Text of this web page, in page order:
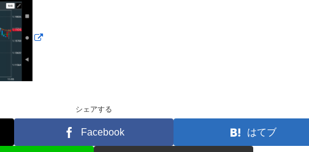
シェアする
Facebook はてブ